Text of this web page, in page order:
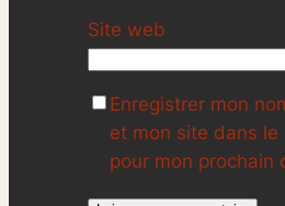
Site web
Enregistrer mon
et mon site dans le
pour mon prochain